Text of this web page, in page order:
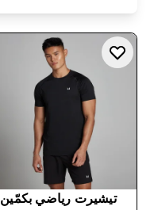
تيشيرت رياضي بكمّين